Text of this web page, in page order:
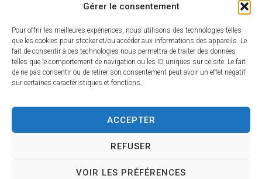
Gérer le consentement
Pour offrir les meilleures expériences, nous utilisons des technologies telles
que les cookies pour stocker et/ou accéder aux informations des appareils. Le
fait de consentir à ces technologies nous permettra de traiter des données
telles que le comportement de navigation ou les ID uniques sur ce site. Le fait
de ne pas consentir ou de retirer son consentement peut avoir un effet négatif
sur certaines caractéristiques et fonctions.
ACCEPTER
REFUSER
VOIR LES PRÉFÉRENCES
Du lundi au vendredi :
8h30 à 12h00